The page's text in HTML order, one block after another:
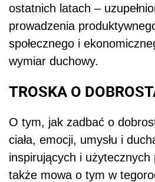
ostatnich latach –
prowadzenia
społecznego i
wymiar duchowy.
TROSKA O
O tym, jak zadbać o
ciała, emocji, umysłu i
inspirujących i użytecznych
także mowa o tym w